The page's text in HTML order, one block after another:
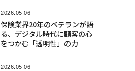
2026.05.06
保険業界20年のベテランが語
る、デジタル時代に顧客の心
をつかむ「透明性」の力
2026.05.06